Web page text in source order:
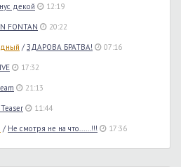
декой 12:19
FONTAN 20:22
/ЗДАРОВА БРАТВА! 07:16
17:32
21:13
Teaser 11:44
/ Не смотря не на что......!!! 17:36